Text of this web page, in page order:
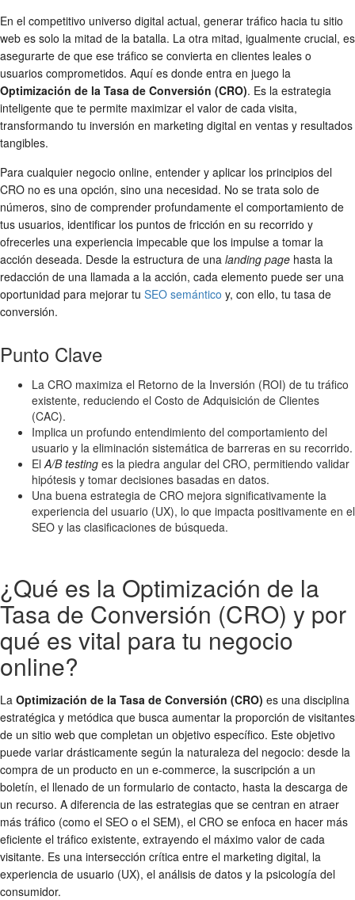
En el competitivo universo digital actual, generar tráfico hacia tu sitio
web es solo la mitad de la batalla. La otra mitad, igualmente crucial, es
asegurarte de que ese tráfico se convierta en clientes leales o
usuarios comprometidos. Aquí es donde entra en juego la
Optimización de la Tasa de Conversión (CRO). Es la estrategia
inteligente que te permite maximizar el valor de cada visita,
transformando tu inversión en marketing digital en ventas y resultados
tangibles.
Para cualquier negocio online, entender y aplicar los principios del
CRO no es una opción, sino una necesidad. No se trata solo de
números, sino de comprender profundamente el comportamiento de
tus usuarios, identificar los puntos de fricción en su recorrido y
ofrecerles una experiencia impecable que los impulse a tomar la
acción deseada. Desde la estructura de una landing page hasta la
redacción de una llamada a la acción, cada elemento puede ser una
oportunidad para mejorar tu SEO semántico y, con ello, tu tasa de
conversión.
Punto Clave
La CRO maximiza el Retorno de la Inversión (ROI) de tu tráfico
existente, reduciendo el Costo de Adquisición de Clientes
(CAC).
Implica un profundo entendimiento del comportamiento del
usuario y la eliminación sistemática de barreras en su recorrido.
El A/B testing es la piedra angular del CRO, permitiendo validar
hipótesis y tomar decisiones basadas en datos.
Una buena estrategia de CRO mejora significativamente la
experiencia del usuario (UX), lo que impacta positivamente en el
SEO y las clasificaciones de búsqueda.
¿Qué es la Optimización de la
Tasa de Conversión (CRO) y por
qué es vital para tu negocio
online?
La Optimización de la Tasa de Conversión (CRO) es una disciplina
estratégica y metódica que busca aumentar la proporción de visitantes
de un sitio web que completan un objetivo específico. Este objetivo
puede variar drásticamente según la naturaleza del negocio: desde la
compra de un producto en un e-commerce, la suscripción a un
boletín, el llenado de un formulario de contacto, hasta la descarga de
un recurso. A diferencia de las estrategias que se centran en atraer
más tráfico (como el SEO o el SEM), el CRO se enfoca en hacer más
eficiente el tráfico existente, extrayendo el máximo valor de cada
visitante. Es una intersección crítica entre el marketing digital, la
experiencia de usuario (UX), el análisis de datos y la psicología del
consumidor.